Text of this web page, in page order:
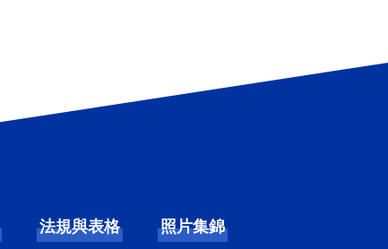
法規與表格 照片集錦